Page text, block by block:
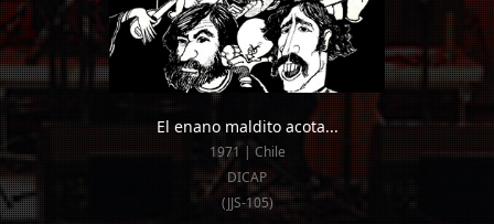
El enano maldito acota...
1971 | Chile
DICAP
(JJS-105)